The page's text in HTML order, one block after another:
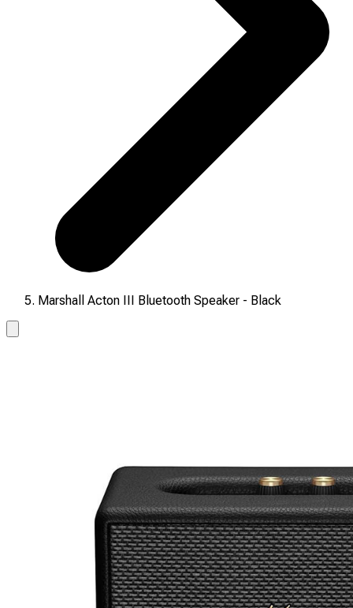
Marshall Acton III Bluetooth Speaker - Black